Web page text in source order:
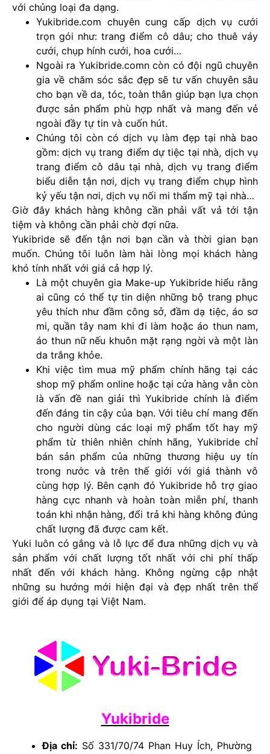
với chủng loại đa dạng.
Yukibride.com chuyên cung cấp dịch vụ cưới
trọn gói như: trang điểm cô dâu; cho thuê váy
cưới, chụp hính cưới, hoa cưới…
Ngoài ra Yukibride.comn còn có đội ngũ chuyên
gia về chăm sóc sắc đẹp sẽ tư vấn chuyên sâu
cho bạn về da, tóc, toàn thân giúp bạn lựa chọn
được sản phẩm phù hợp nhất và mang đến vẻ
ngoài đầy tự tin và cuốn hút.
Chúng tôi còn có dịch vụ làm đẹp tại nhà bao
gồm: dịch vụ trang điểm dự tiệc tại nhà, dịch vụ
trang điểm cô dâu tại nhà, dịch vụ trang điểm
biểu diễn tận nơi, dịch vụ trang điểm chụp hình
kỷ yếu tận nơi, dịch vụ nối mi thẩm mỹ tại nhà…
Giờ đây khách hàng không cần phải vất vả tới tận
tiệm và không cần phải chờ đợi nữa.
Yukibride sẽ đến tận nơi bạn cần và thời gian bạn
muốn. Chúng tôi luôn làm hài lòng mọi khách hàng
khó tính nhất với giá cả hợp lý.
Là một chuyên gia Make-up Yukibride hiểu rằng
ai cũng có thể tự tin diện những bộ trang phục
yêu thích như đầm công sở, đầm dạ tiệc, áo sơ
mi, quần tây nam khi đi làm hoặc áo thun nam,
áo thun nữ nếu khuôn mặt rạng ngời và một làn
da trắng khỏe.
Khi việc tìm mua mỹ phẩm chính hãng tại các
shop mỹ phẩm online hoặc tại cửa hàng vẫn còn
là vấn đề nan giải thì Yukibride chính là điểm
đến đáng tin cậy của bạn. Với tiêu chí mang đến
cho người dùng các loại mỹ phẩm tốt hay mỹ
phẩm từ thiên nhiên chính hãng, Yukibride chỉ
bán sản phẩm của những thương hiệu uy tín
trong nước và trên thế giới với giá thành vô
cùng hợp lý. Bên cạnh đó Yukibride hỗ trợ giao
hàng cực nhanh và hoàn toàn miễn phí, thanh
toán khi nhận hàng, đổi trả khi hàng không đúng
chất lượng đã được cam kết.
Yuki luôn có gắng và lỗ lực để đưa những dịch vụ và
sản phẩm với chất lượng tốt nhất với chi phí thấp
nhất đến với khách hàng. Không ngừng cập nhật
những su hướng mới hiện đại và đẹp nhất trên thế
giới để áp dụng tại Việt Nam.
Yukibride
Địa chỉ: Số 331/70/74 Phan Huy Ích, Phường